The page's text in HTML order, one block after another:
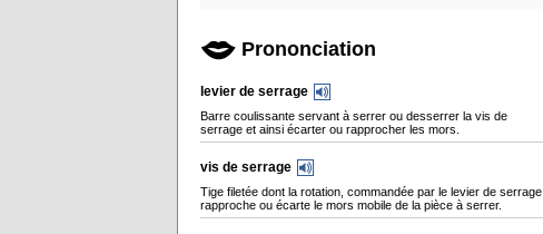
Prononciation
levier de serrage
Barre coulissante servant à serrer ou desserrer la vis de
serrage et ainsi écarter ou rapprocher les mors.
vis de serrage
Tige filetée dont la rotation, commandée par le levier de serrage,
rapproche ou écarte le mors mobile de la pièce à serrer.